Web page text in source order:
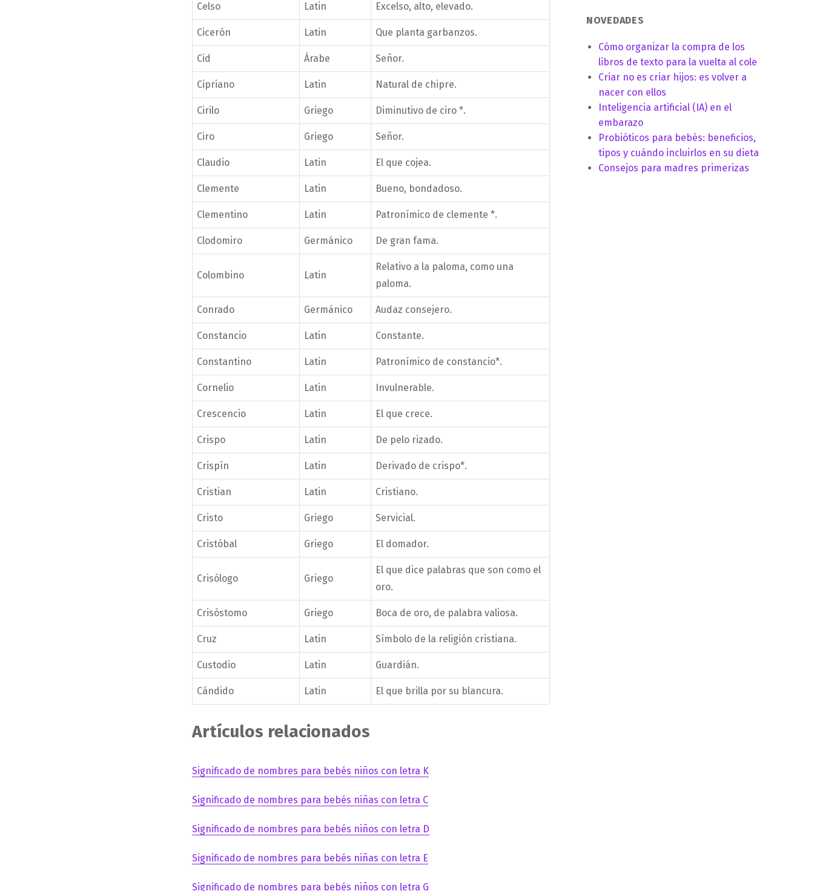
Celso Latin Excelso, alto, elevado.
Cicerón Latin Que planta garbanzos.
Cid Árabe Señor.
Cipriano Latin Natural de chipre.
Cirilo Griego Diminutivo de ciro *.
Ciro Griego Señor.
Claudio Latin El que cojea.
Clemente Latin Bueno, bondadoso.
Clementino Latin Patronímico de clemente *.
Clodomiro Germánico De gran fama.
Colombino Latin
Relativo a la paloma, como una
paloma.
Conrado Germánico Audaz consejero.
Constancio Latin Constante.
Constantino Latin Patronímico de constancio*.
Cornelio Latin Invulnerable.
Crescencio Latin El que crece.
Crispo Latin De pelo rizado.
Crispín Latin Derivado de crispo*.
Cristian Latin Cristiano.
Cristo Griego Servicial.
Cristóbal Griego El domador.
Crisólogo Griego
El que dice palabras que son como el
oro.
Crisóstomo Griego Boca de oro, de palabra valiosa.
Cruz Latin Símbolo de la religión cristiana.
Custodio Latin Guardián.
Cándido Latin El que brilla por su blancura.
Artículos relacionados
Significado de nombres para bebés niños con letra K
Significado de nombres para bebés niñas con letra C
Significado de nombres para bebés niños con letra D
Significado de nombres para bebés niñas con letra E
Significado de nombres para bebés niños con letra G
NOVEDADES
Cómo organizar la compra de los
libros de texto para la vuelta al cole
Criar no es criar hijos: es volver a
nacer con ellos
Inteligencia artificial (IA) en el
embarazo
Probióticos para bebés: beneficios,
tipos y cuándo incluirlos en su dieta
Consejos para madres primerizas